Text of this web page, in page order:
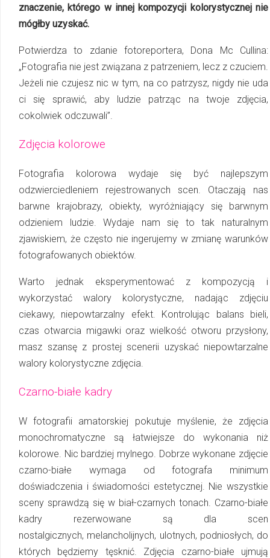
znaczenie, którego w innej kompozycji kolorystycznej nie
mógłby uzyskać.
Potwierdza to zdanie fotoreportera, Dona Mc Cullina:
„Fotografia nie jest związana z pa­trze­niem, lecz z czuciem.
Jeżeli nie czujesz nic w tym, na co patrzysz, nigdy nie uda
ci się sprawić, aby ludzie patrząc na twoje zdjęcia,
cokolwiek odczuwali”.
Zdjęcia kolorowe
Fotografia kolorowa wydaje się być najlepszym
odzwierciedleniem rejestrowanych scen. Otaczają nas
barwne krajobrazy, obiekty, wyróżniający się barwnym
odzieniem ludzie. Wy­da­je nam się to tak naturalnym
zjawiskiem, że często nie ingerujemy w zmianę warunków
fotografowanych obiektów.
Warto jednak eksperymentować z kompozycją i
wykorzystać walory kolorystyczne, nada­jąc zdjęciu
ciekawy, niepowtarzalny efekt. Kontrolując balans bieli,
czas otwarcia migawki oraz wielkość otworu przysłony,
masz szansę z prostej scenerii uzyskać niepowtarzalne
walory kolorystyczne zdjęcia.
Czarno­-białe kadry
W fotografii amatorskiej pokutuje myślenie, że zdjęcia
monochromatyczne są łatwiejsze do wykonania niż
kolorowe. Nic bardziej mylnego. Dobrze wykonane zdjęcie
czarno-­białe wymaga od fotografa minimum
doświadczenia i świadomości estetycznej. Nie wszystkie
sceny sprawdzą się w biał-­czarnych tonach. Czarno­-białe
kadry rezerwowane są dla scen
nostalgicznych, melancholijnych, ulotnych, podniosłych, do
których będziemy tęsknić. Zdjęcia czarno­-białe ujmują